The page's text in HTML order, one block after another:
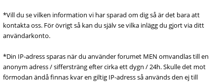
*Vill du se vilken information vi har sparad om dig så är det bara att
kontakta oss. För övrigt så kan du själv se vilka inlägg du gjort via ditt
användarkonto.
*Din IP-adress sparas när du använder forumet MEN omvandlas till en
anonym adress / siffersträng efter cirka ett dygn / 24h. Skulle det mot
förmodan ändå finnas kvar en giltig IP-adress så används den ej till